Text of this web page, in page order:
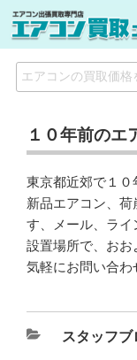
１０年前のエ
東京都近郊で１０
新品エアコン、
す、メール、ライ
設置場所で、お
気軽にお問い合わ
スタッフブ